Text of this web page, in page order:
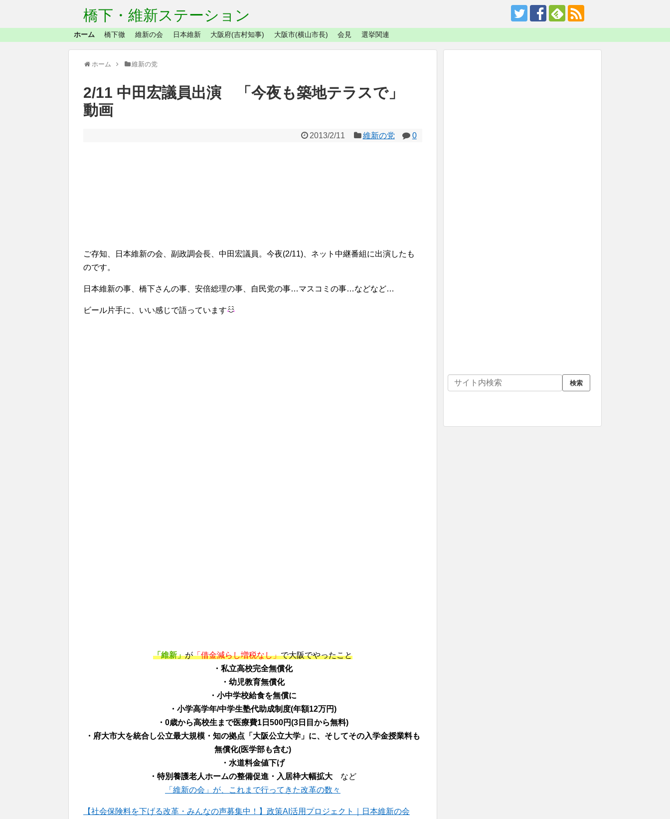
橋下・維新ステーション
ホーム 橋下徹 維新の会 日本維新 大阪府(吉村知事) 大阪市(横山市長) 会見 選挙関連
ホーム 維新の党
2/11 中田宏議員出演 「今夜も築地テラスで」
動画
2013/2/11 維新の党 0
ご存知、日本維新の会、副政調会長、中田宏議員。今夜(2/11)、ネット中継番組に出演したも
のです。
日本維新の事、橋下さんの事、安倍総理の事、自民党の事…マスコミの事…などなど…
ビール片手に、いい感じで語っています
「維新」が「借金減らし増税なし」で大阪でやったこと
・私立高校完全無償化
・幼児教育無償化
・小中学校給食を無償に
・小学高学年/中学生塾代助成制度(年額12万円)
・0歳から高校生まで医療費1日500円(3日目から無料)
・府大市大を統合し公立最大規模・知の拠点「大阪公立大学」に、そしてその入学金授業料も
無償化(医学部も含む)
・水道料金値下げ
・特別養護老人ホームの整備促進・入居枠大幅拡大 など
「維新の会」が、これまで行ってきた改革の数々
【社会保険料を下げる改革・みんなの声募集中！】政策AI活用プロジェクト｜日本維新の会